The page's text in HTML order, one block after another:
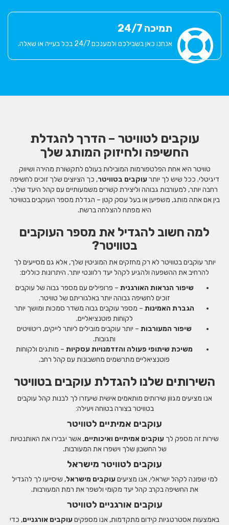
תמיכה 24/7
אנחנו כאן בשבילכם ולמענכם 24/7 בכל בעייה או שאלה.
עוקבים לטוויטר – הדרך להגדלת
החשיפה ולחיזוק המותג שלך
טוויטר היא אחת הפלטפורמות המובילות בעולם לתקשורת מהירה ושיווק
דיגיטלי. ככל שיש לך יותר עוקבים בטוויטר, כך הציוצים שלך זוכים לחשיפה
רחבה יותר, למעורבות גבוהה וליצירת קשרים משמעותיים עם קהל היעד שלך.
בין אם אתה מותג, משפיען או בעל עסק קטן – הגדלת מספר העוקבים בטוויטר
היא מפתח להצלחה ברשת.
למה חשוב להגדיל את מספר העוקבים
בטוויטר?
יותר עוקבים בטוויטר לא רק מחזקים את המוניטין שלך, אלא גם מסייעים לך
להרחיב את ההשפעה ולהגיע לקהל יעד רלוונטי יותר. היתרונות כוללים:
שיפור הנראות האורגנית – פרופילים עם מספר גבוה של עוקבים
זוכים לחשיפה גבוהה יותר באלגוריתם של טוויטר.
הגברת האמינות – מספר עוקבים גבוה משדר סמכות ומושך יותר
לקוחות פוטנציאליים.
שיפור המעורבות – יותר עוקבים מובילים ליותר לייקים, ריטוויטים
ותגובות.
משיכת שיתופי פעולה והזדמנויות עסקיות – מותגים ולקוחות
פוטנציאליים מתרשמים מחשבונות עם קהל רחב.
השירותים שלנו להגדלת עוקבים בטוויטר
אנו מציעים מגוון שירותים מותאמים אישית שיעזרו לך לבנות קהל עוקבים
בטוויטר בצורה בטוחה ויעילה:
עוקבים אמיתיים לטוויטר
שירות זה מספק לך עוקבים אמיתיים ואיכותיים, אשר יגבירו את האותנטיות
של החשבון שלך וישפרו את המעורבות.
עוקבים לטוויטר מישראל
למי שפונה לקהל ישראלי, אנו מציעים עוקבים מישראל, שיסייעו לך להגדיל
את החשיפה בקרב קהל יעד מקומי ולשפר את רמת המעורבות.
עוקבים אורגניים לטוויטר
באמצעות אסטרטגיות קידום מתקדמות, אנו מספקים עוקבים אורגניים, כדי